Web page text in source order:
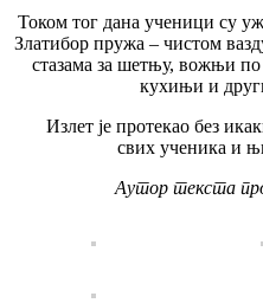
Током тог дана ученици су
Златибор пружа – чистом
стазама за шетњу, вожњи по
кухињи и
Излет је протекао без
свих ученика и
Аутор текста